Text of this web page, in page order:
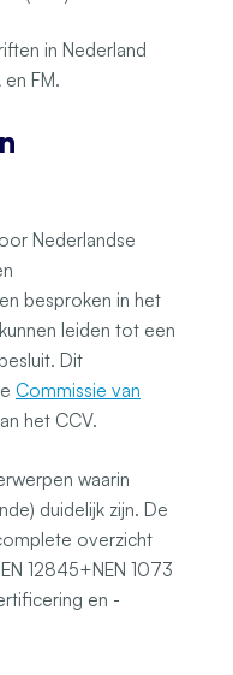
in Nederland
en FM.
Nederlandse
besproken in het
leiden tot een
Dit
Commissie van
het CCV.
waarin
duidelijk zijn. De
overzicht
12845+NEN 1073
en -